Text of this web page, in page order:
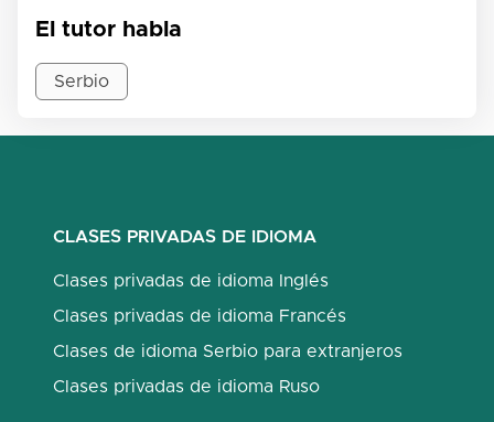
El tutor habla
Serbio
CLASES PRIVADAS DE IDIOMA
Clases privadas de idioma Inglés
Clases privadas de idioma Francés
Clases de idioma Serbio para extranjeros
Clases privadas de idioma Ruso